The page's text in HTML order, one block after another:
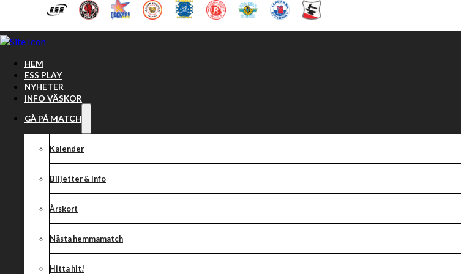
Hoppa till huvudinnehåll Hoppa till sidfot
HEM
ESS PLAY
NYHETER
INFO VÄSKOR
GÅ PÅ MATCH
Kalender
Biljetter & Info
Årskort
Nästa hemmamatch
Hitta hit!